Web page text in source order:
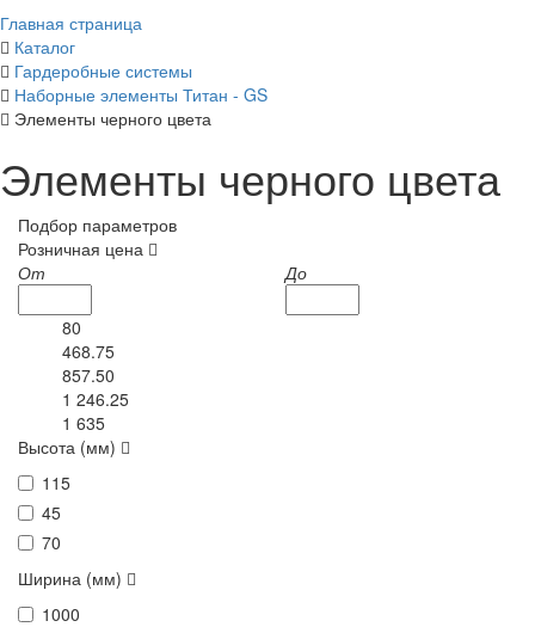
Главная страница
Каталог
Гардеробные системы
Наборные элементы Титан - GS
Элементы черного цвета
Элементы черного цвета
Подбор параметров
Розничная цена
От
До
80
468.75
857.50
1 246.25
1 635
Высота (мм)
115
45
70
Ширина (мм)
1000